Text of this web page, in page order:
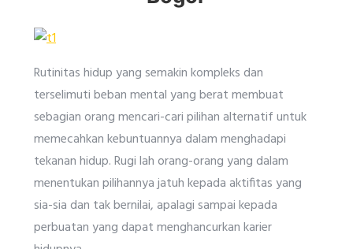
Rutinitas hidup yang semakin kompleks dan
terselimuti beban mental yang berat membuat
sebagian orang mencari-cari pilihan alternatif untuk
memecahkan kebuntuannya dalam menghadapi
tekanan hidup. Rugi lah orang-orang yang dalam
menentukan pilihannya jatuh kepada aktifitas yang
sia-sia dan tak bernilai, apalagi sampai kepada
perbuatan yang dapat menghancurkan karier